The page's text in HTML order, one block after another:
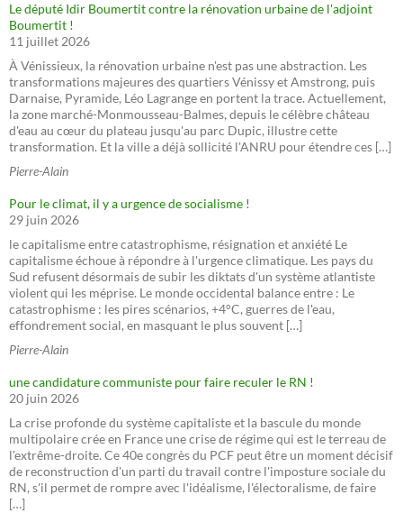
Le député Idir Boumertit contre la rénovation urbaine de l'adjoint
Boumertit !
11 juillet 2026
À Vénissieux, la rénovation urbaine n'est pas une abstraction. Les
transformations majeures des quartiers Vénissy et Amstrong, puis
Darnaise, Pyramide, Léo Lagrange en portent la trace. Actuellement,
la zone marché-Monmousseau-Balmes, depuis le célèbre château
d'eau au cœur du plateau jusqu'au parc Dupic, illustre cette
transformation. Et la ville a déjà sollicité l'ANRU pour étendre ces […]
Pierre-Alain
Pour le climat, il y a urgence de socialisme !
29 juin 2026
le capitalisme entre catastrophisme, résignation et anxiété Le
capitalisme échoue à répondre à l'urgence climatique. Les pays du
Sud refusent désormais de subir les diktats d'un système atlantiste
violent qui les méprise. Le monde occidental balance entre : Le
catastrophisme : les pires scénarios, +4°C, guerres de l'eau,
effondrement social, en masquant le plus souvent […]
Pierre-Alain
une candidature communiste pour faire reculer le RN !
20 juin 2026
La crise profonde du système capitaliste et la bascule du monde
multipolaire crée en France une crise de régime qui est le terreau de
l'extrême-droite. Ce 40e congrès du PCF peut être un moment décisif
de reconstruction d'un parti du travail contre l'imposture sociale du
RN, s'il permet de rompre avec l'idéalisme, l'électoralisme, de faire
[…]